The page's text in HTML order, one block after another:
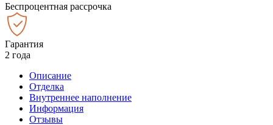
Беспроцентная рассрочка
Гарантия
2 года
Описание
Отделка
Внутреннее наполнение
Информация
Отзывы